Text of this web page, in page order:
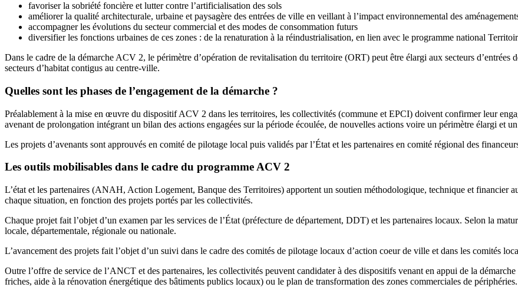
favoriser la sobriété foncière et lutter contre l’artificialisation des sols
améliorer la qualité architecturale, urbaine et paysagère des entrées de ville en veillant à l’impact environnemental des
accompagner les évolutions du secteur commercial et des modes de consommation futurs
diversifier les fonctions urbaines de ces zones : de la renaturation à la réindustrialisation, en lien avec le programme national
Dans le cadre de la démarche ACV 2, le périmètre d’opération de revitalisation du territoire (ORT) peut être élargi aux secteurs d’entrées
secteurs d’habitat contigus au centre-ville.
Quelles sont les phases de l’engagement de la démarche ?
Préalablement à la mise en œuvre du dispositif ACV 2 dans les territoires, les collectivités (commune et EPCI) doivent confirmer leur
avenant de prolongation intégrant un bilan des actions engagées sur la période écoulée, de nouvelles actions voire un périmètre élargi et
Les projets d’avenants sont approuvés en comité de pilotage local puis validés par l’État et les partenaires en comité régional des
Les outils mobilisables dans le cadre du programme ACV 2
L’état et les partenaires (ANAH, Action Logement, Banque des Territoires) apportent un soutien méthodologique, technique et financier
chaque situation, en fonction des projets portés par les collectivités.
Chaque projet fait l’objet d’un examen par les services de l’État (préfecture de département, DDT) et les partenaires locaux. Selon la
locale, départementale, régionale ou nationale.
L’avancement des projets fait l’objet d’un suivi dans le cadre des comités de pilotage locaux d’action coeur de ville et dans les comités
Outre l’offre de service de l’ANCT et des partenaires, les collectivités peuvent candidater à des dispositifs venant en appui de la
friches, aide à la rénovation énergétique des bâtiments publics locaux) ou le plan de transformation des zones commerciales de périphéries.